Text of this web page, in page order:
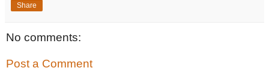
Share
No comments:
Post a Comment